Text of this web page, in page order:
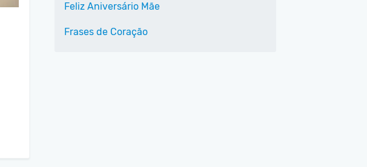
Feliz Aniversário Mãe
Frases de Coração